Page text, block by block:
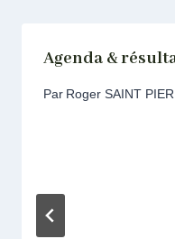
Agenda &
Par Roger SAINT